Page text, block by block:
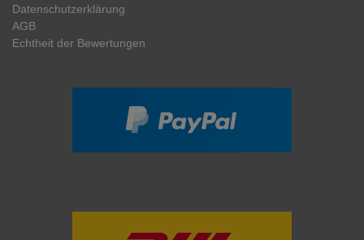
Daten­schutz­erklärung
AGB
Echtheit der Bewertungen